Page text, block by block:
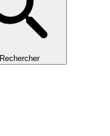
Rechercher